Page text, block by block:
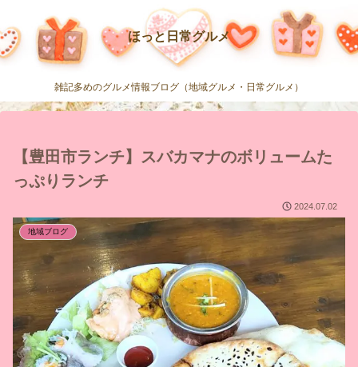
ほっと日常グルメ
雑記多めのグルメ情報ブログ（地域グルメ・日常グルメ）
【豊田市ランチ】スバカマナのボリュームた
っぷりランチ
2024.07.02
地域ブログ